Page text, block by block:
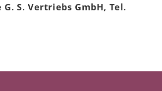
S. Vertriebs GmbH, Tel.